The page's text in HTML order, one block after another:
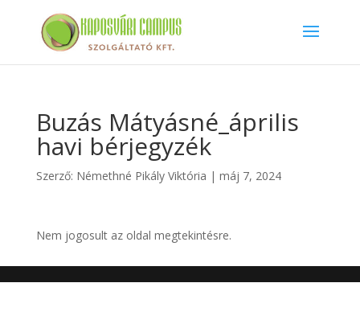
Buzás Mátyásné_április
havi bérjegyzék
Szerző: Némethné Pikály Viktória | máj 7, 2024
Nem jogosult az oldal megtekintésre.